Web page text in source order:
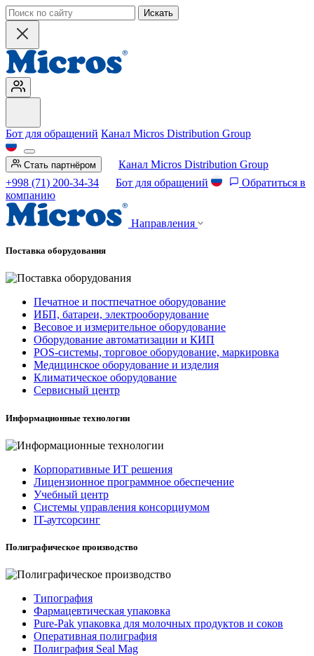
Искать
Бот для обращений Канал Micros Distribution Group
Стать партнёром
Канал Micros Distribution Group
+998 (71) 200-34-34
Бот для обращений
Обратиться в
компанию
Направления
Поставка оборудования
Печатное и постпечатное оборудование
ИБП, батареи, электрооборудование
Весовое и измерительное оборудование
Оборудование автоматизации и КИП
POS-системы, торговое оборудование, маркировка
Медицинское оборудование и изделия
Климатическое оборудование
Сервисный центр
Информационные технологии
Корпоративные ИТ решения
Лицензионное программное обеспечение
Учебный центр
Системы управления консорциумом
IT-аутсорсинг
Полиграфическое производство
Типография
Фармацевтическая упаковка
Pure-Pak упаковка для молочных продуктов и соков
Оперативная полиграфия
Полиграфия Seal Mag